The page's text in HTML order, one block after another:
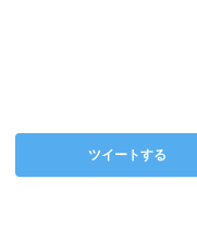
ツイートする